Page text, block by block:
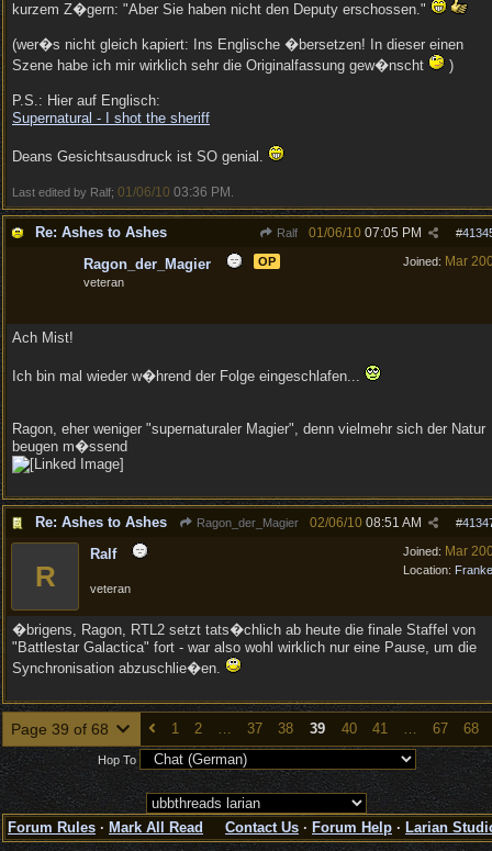
kurzem Z�gern: "Aber Sie haben nicht den Deputy erschossen."
(wer�s nicht gleich kapiert: Ins Englische �bersetzen! In dieser einen
Szene habe ich mir wirklich sehr die Originalfassung gew�nscht
)
P.S.: Hier auf Englisch:
Supernatural - I shot the sheriff
Deans Gesichtsausdruck ist SO genial.
Last edited by Ralf; 01/06/10 03:36 PM
Re: Ashes to Ashes Ralf #
01/06/10 07:05 PM
Joined: Mar
Ragon_der_Magier
OP
veteran
Ach Mist!
Ich bin mal wieder w�hrend der Folge eingeschlafen...
Ragon, eher weniger "supernaturaler Magier", denn vielmehr sich der Natur
beugen m�ssend
Re: Ashes to Ashes Ragon_der_Magier #
02/06/10 08:51 AM
Joined: Mar
Location:
R
Ralf
veteran
�brigens, Ragon, RTL2 setzt tats�chlich ab heute die finale Staffel von
"Battlestar Galactica" fort - war also wohl wirklich nur eine Pause, um die
Synchronisation abzuschlie�en.
Page 39 of 68 1 2 … 37 38 39 40 41 … 67 68
Hop To
Forum Rules · Mark All Read Contact Us · Forum Help · Larian